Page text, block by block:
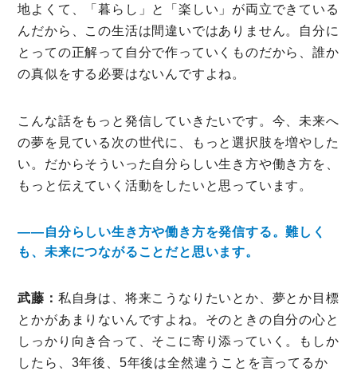
地よくて、「暮らし」と「楽しい」が両立できている
んだから、この生活は間違いではありません。自分に
とっての正解って自分で作っていくものだから、誰か
の真似をする必要はないんですよね。
こんな話をもっと発信していきたいです。今、未来へ
の夢を見ている次の世代に、もっと選択肢を増やした
い。だからそういった自分らしい生き方や働き方を、
もっと伝えていく活動をしたいと思っています。
――自分らしい生き方や働き方を発信する。難しく
も、未来につながることだと思います。
武藤： 私自身は、将来こうなりたいとか、夢とか目標
とかがあまりないんですよね。そのときの自分の心と
しっかり向き合って、そこに寄り添っていく。もしか
したら、3年後、5年後は全然違うことを言ってるか